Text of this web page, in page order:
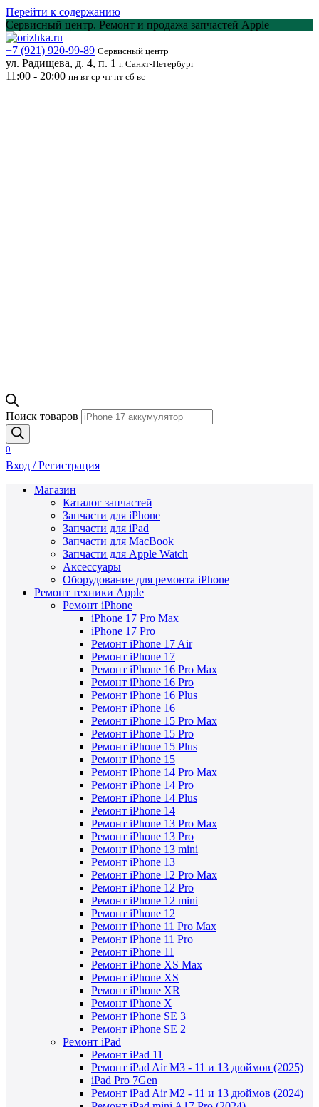
Перейти к содержанию
Сервисный центр. Ремонт и продажа запчастей Apple
+7 (921) 920-99-89 Сервисный центр
ул. Радищева, д. 4, п. 1 г. Санкт-Петербург
11:00 - 20:00 пн вт ср чт пт сб вс
Поиск товаров
0
Вход / Регистрация
Магазин
Каталог запчастей
Запчасти для iPhone
Запчасти для iPad
Запчасти для MacBook
Запчасти для Apple Watch
Аксессуары
Оборудование для ремонта iPhone
Ремонт техники Apple
Ремонт iPhone
iPhone 17 Pro Max
iPhone 17 Pro
Ремонт iPhone 17 Air
Ремонт iPhone 17
Ремонт iPhone 16 Pro Max
Ремонт iPhone 16 Pro
Ремонт iPhone 16 Plus
Ремонт iPhone 16
Ремонт iPhone 15 Pro Max
Ремонт iPhone 15 Pro
Ремонт iPhone 15 Plus
Ремонт iPhone 15
Ремонт iPhone 14 Pro Max
Ремонт iPhone 14 Pro
Ремонт iPhone 14 Plus
Ремонт iPhone 14
Ремонт iPhone 13 Pro Max
Ремонт iPhone 13 Pro
Ремонт iPhone 13 mini
Ремонт iPhone 13
Ремонт iPhone 12 Pro Max
Ремонт iPhone 12 Pro
Ремонт iPhone 12 mini
Ремонт iPhone 12
Ремонт iPhone 11 Pro Max
Ремонт iPhone 11 Pro
Ремонт iPhone 11
Ремонт iPhone XS Max
Ремонт iPhone XS
Ремонт iPhone XR
Ремонт iPhone X
Ремонт iPhone SE 3
Ремонт iPhone SE 2
Ремонт iPad
Ремонт iPad 11
Ремонт iPad Air M3 - 11 и 13 дюймов (2025)
iPad Pro 7Gen
Ремонт iPad Air M2 - 11 и 13 дюймов (2024)